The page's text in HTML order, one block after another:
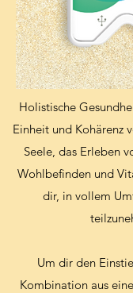
Holistische
Einheit und Kohärenz
Seele, das Erleben
Wohlbefinden und
dir, in vollem
Um dir den
Kombination aus